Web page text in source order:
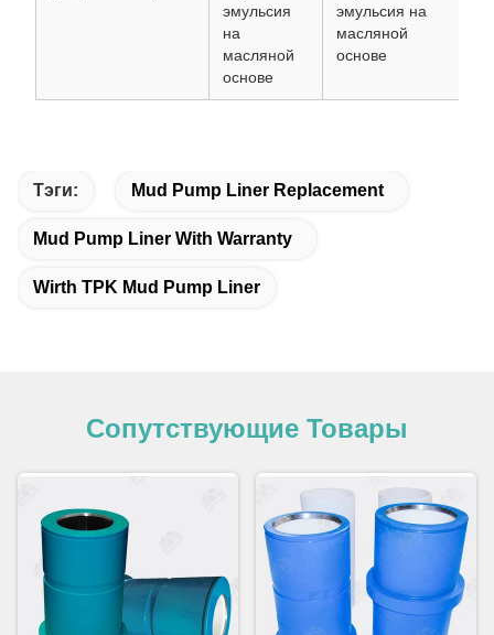
эмульсия
на
масляной
основе
эмульсия на
масляной
основе
Тэги: Mud Pump Liner Replacement
Mud Pump Liner With Warranty
Wirth TPK Mud Pump Liner
Сопутствующие Товары